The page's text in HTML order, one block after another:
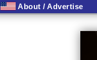
About / Advertise